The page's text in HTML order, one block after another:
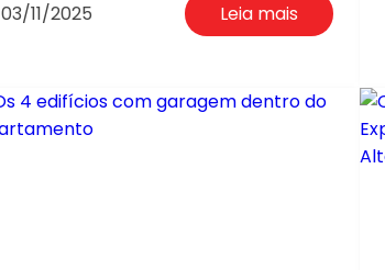
03/11/2025 Leia mais